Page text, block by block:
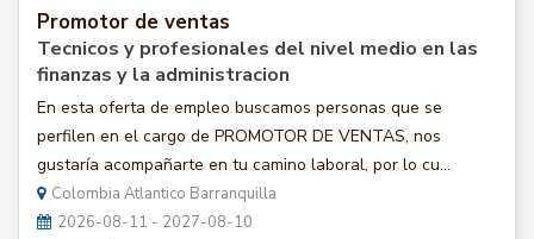
Promotor de ventas
Tecnicos y profesionales del nivel medio en las
finanzas y la administracion
En esta oferta de empleo buscamos personas que se
perfilen en el cargo de PROMOTOR DE VENTAS, nos
gustaría acompañarte en tu camino laboral, por lo cu...
Colombia Atlantico Barranquilla
2026-08-11 - 2027-08-10